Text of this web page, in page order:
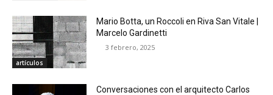
artículos
Mario Botta, un Roccoli en Riva San Vitale |
Marcelo Gardinetti
3 febrero, 2025
Conversaciones con el arquitecto Carlos